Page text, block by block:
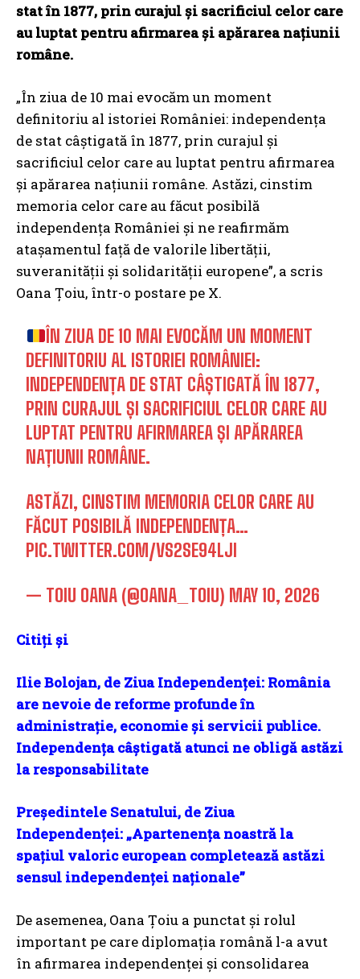
stat în 1877, prin curajul și sacrificiul celor care
au luptat pentru afirmarea și apărarea națiunii
române.
„În ziua de 10 mai evocăm un moment
definitoriu al istoriei României: independența
de stat câștigată în 1877, prin curajul și
sacrificiul celor care au luptat pentru afirmarea
și apărarea națiunii române. Astăzi, cinstim
memoria celor care au făcut posibilă
independența României și ne reafirmăm
atașamentul față de valorile libertății,
suveranității și solidarității europene”, a scris
Oana Țoiu, într-o postare pe X.
ÎN ZIUA DE 10 MAI EVOCĂM UN MOMENT
DEFINITORIU AL ISTORIEI ROMÂNIEI:
INDEPENDENȚA DE STAT CÂȘTIGATĂ ÎN 1877,
PRIN CURAJUL ȘI SACRIFICIUL CELOR CARE AU
LUPTAT PENTRU AFIRMAREA ȘI APĂRAREA
NAȚIUNII ROMÂNE.
ASTĂZI, CINSTIM MEMORIA CELOR CARE AU
FĂCUT POSIBILĂ INDEPENDENȚA…
PIC.TWITTER.COM/VS2SE94LJI
— TOIU OANA (@OANA_TOIU) MAY 10, 2026
Citiți și
Ilie Bolojan, de Ziua Independenței: România
are nevoie de reforme profunde în
administrație, economie și servicii publice.
Independența câștigată atunci ne obligă astăzi
la responsabilitate
Președintele Senatului, de Ziua
Independenței: „Apartenența noastră la
spațiul valoric european completează astăzi
sensul independenței naționale”
De asemenea, Oana Țoiu a punctat și rolul
important pe care diplomația română l-a avut
în afirmarea independenței și consolidarea